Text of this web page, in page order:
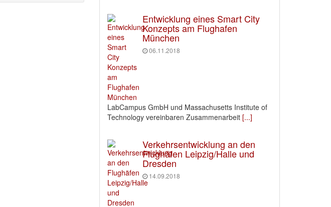
Entwicklung eines Smart City
Konzepts am Flughafen
München
06.11.2018
LabCampus GmbH und Massachusetts Institute of
Technology vereinbaren Zusammenarbeit [...]
Verkehrsentwicklung an den
Flughäfen Leipzig/Halle und
Dresden
14.09.2018